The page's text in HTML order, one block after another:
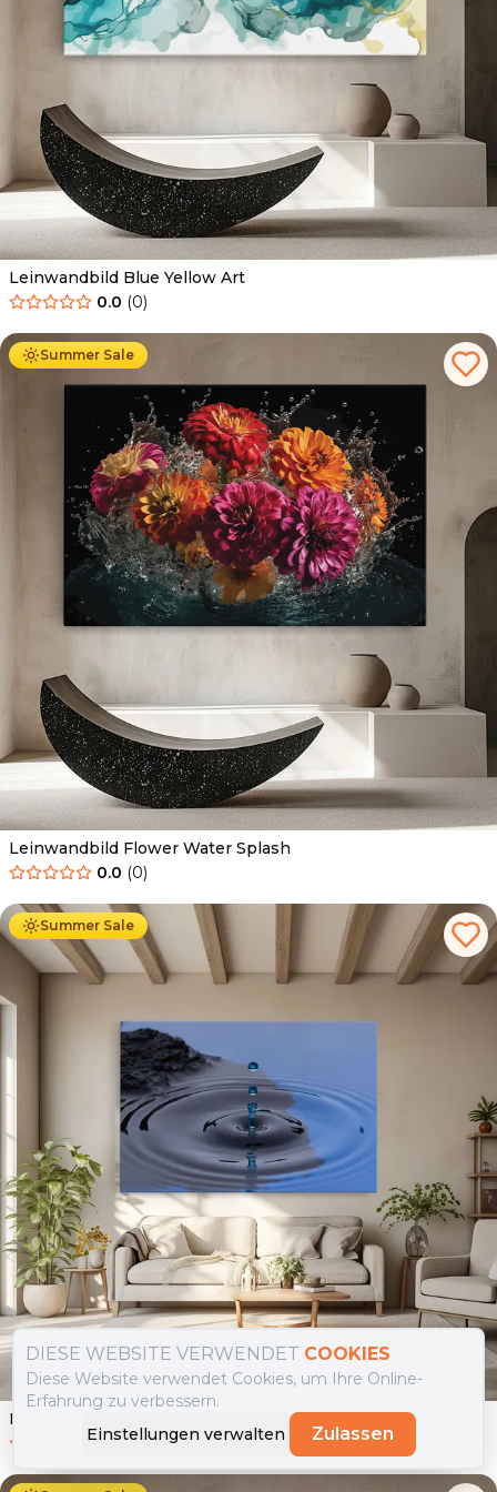
Leinwandbild Blue Yellow Art
0.0 (0)
Summer Sale
Ab 39.90 € 34.90
Leinwandbild Flower Water Splash
0.0 (0)
Summer Sale
Ab 39.90 € 34.90
Leinwandbild Frozen Drops
0.0 (0) €
DIESE WEBSITE VERWENDET COOKIES
Diese Website verwendet Cookies, um Ihre Online-
Erfahrung zu verbessern.
Einstellungen verwalten
Zulassen